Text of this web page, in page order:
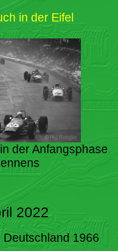
in der Eifel
der Anfangsphase
2022
1966